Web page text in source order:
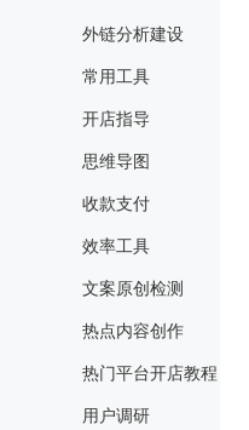
外链分析建设
常用工具
开店指导
思维导图
收款支付
效率工具
文案原创检测
热点内容创作
热门平台开店教程
用户调研